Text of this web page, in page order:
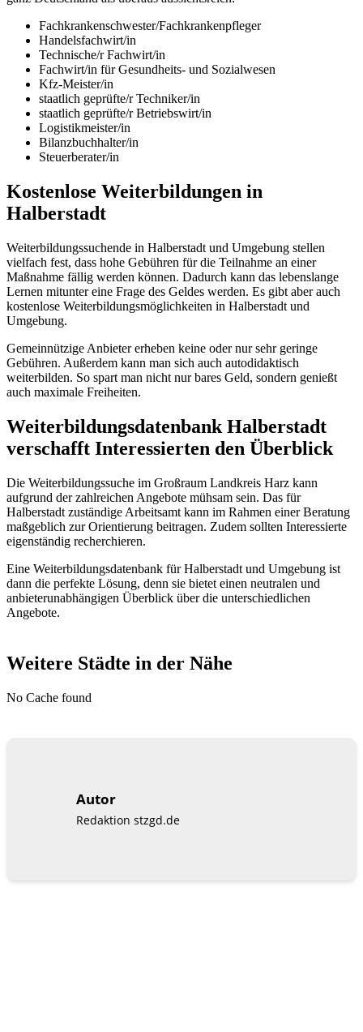
Fachkrankenschwester/Fachkrankenpfleger
Handelsfachwirt/in
Technische/r Fachwirt/in
Fachwirt/in für Gesundheits- und Sozialwesen
Kfz-Meister/in
staatlich geprüfte/r Techniker/in
staatlich geprüfte/r Betriebswirt/in
Logistikmeister/in
Bilanzbuchhalter/in
Steuerberater/in
Kostenlose Weiterbildungen in
Halberstadt
Weiterbildungssuchende in Halberstadt und Umgebung stellen
vielfach fest, dass hohe Gebühren für die Teilnahme an einer
Maßnahme fällig werden können. Dadurch kann das lebenslange
Lernen mitunter eine Frage des Geldes werden. Es gibt aber auch
kostenlose Weiterbildungsmöglichkeiten in Halberstadt und
Umgebung.
Gemeinnützige Anbieter erheben keine oder nur sehr geringe
Gebühren. Außerdem kann man sich auch autodidaktisch
weiterbilden. So spart man nicht nur bares Geld, sondern genießt
auch maximale Freiheiten.
Weiterbildungsdatenbank Halberstadt
verschafft Interessierten den Überblick
Die Weiterbildungssuche im Großraum Landkreis Harz kann
aufgrund der zahlreichen Angebote mühsam sein. Das für
Halberstadt zuständige Arbeitsamt kann im Rahmen einer Beratung
maßgeblich zur Orientierung beitragen. Zudem sollten Interessierte
eigenständig recherchieren.
Eine Weiterbildungsdatenbank für Halberstadt und Umgebung ist
dann die perfekte Lösung, denn sie bietet einen neutralen und
anbieterunabhängigen Überblick über die unterschiedlichen
Angebote.
Weitere Städte in der Nähe
No Cache found
Autor
Redaktion stzgd.de